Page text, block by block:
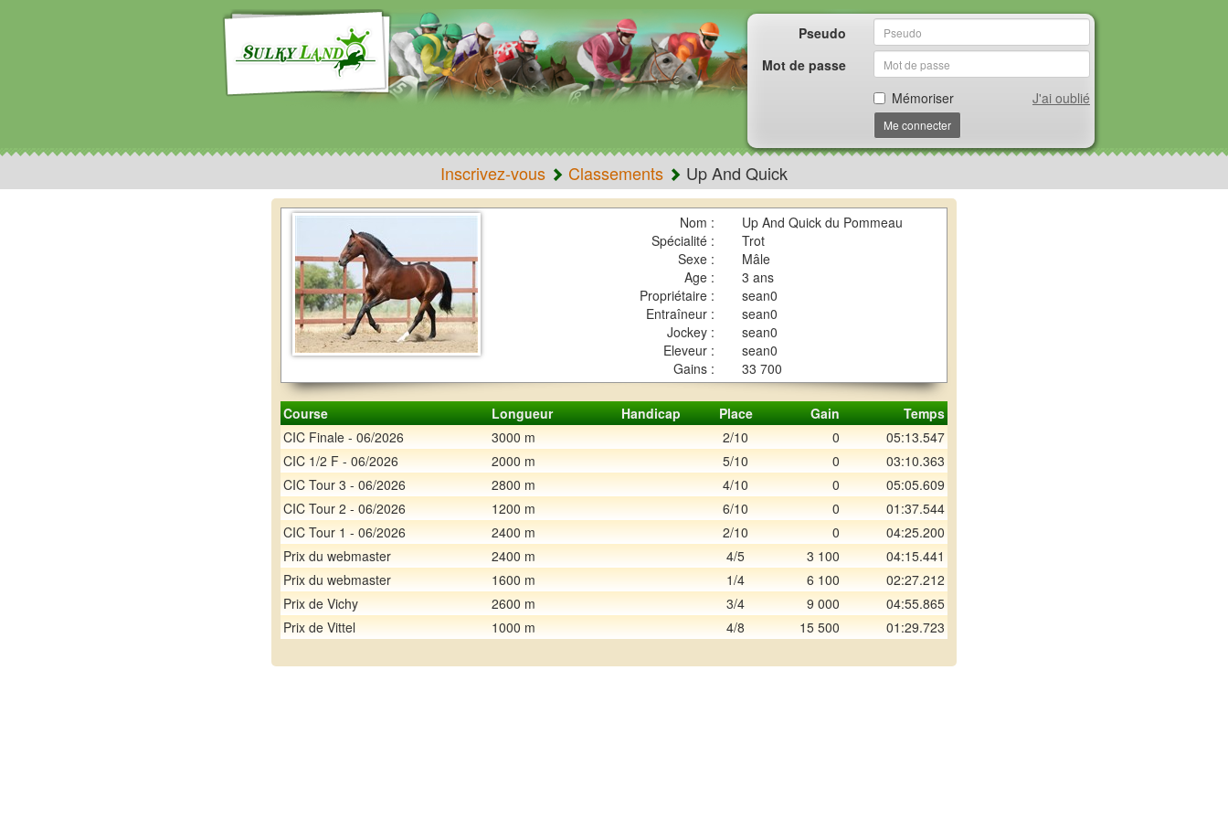
Pseudo
Mot de passe
Mémoriser
J'ai oublié
Me connecter
Inscrivez-vous Classements Up And Quick
Nom :
Up And Quick du Pommeau
Spécialité :
Trot
Sexe :
Mâle
Age :
3 ans
Propriétaire :
sean0
Entraîneur :
sean0
Jockey :
sean0
Eleveur :
sean0
Gains :
33 700
Course Longueur Handicap Place Gain
Temps
CIC Finale - 06/2026
3000 m 2/10 0
05:13.547
CIC 1/2 F - 06/2026
2000 m 5/10 0
03:10.363
CIC Tour 3 - 06/2026
2800 m 4/10 0
05:05.609
CIC Tour 2 - 06/2026
1200 m 6/10 0
01:37.544
CIC Tour 1 - 06/2026
2400 m 2/10 0
04:25.200
Prix du webmaster
2400 m 4/5 3 100
04:15.441
Prix du webmaster
1600 m 1/4 6 100
02:27.212
Prix de Vichy
2600 m 3/4 9 000
04:55.865
Prix de Vittel
1000 m 4/8 15 500 01:29.723